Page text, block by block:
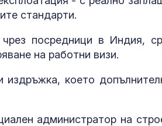
стандарти.
посредници в Индия,
на работни визи.
което
администратор на
Европа
пловдивски